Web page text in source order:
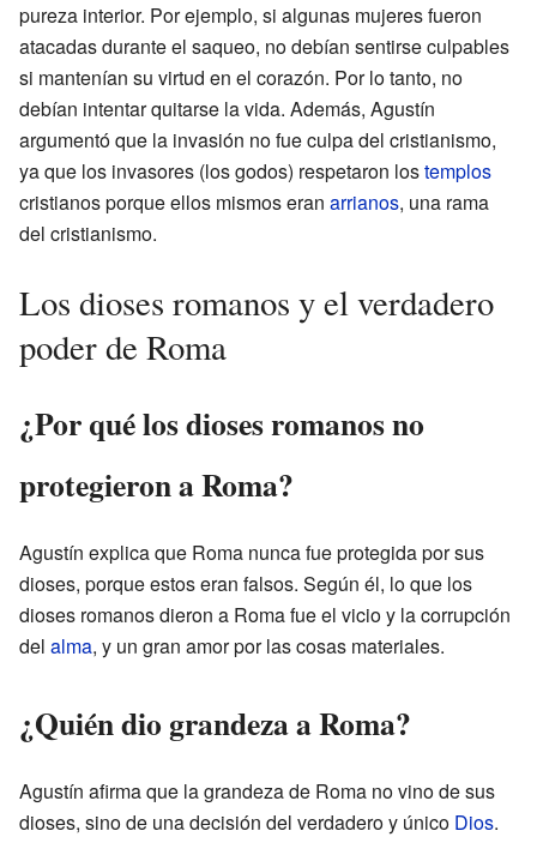
pureza interior. Por ejemplo, si algunas mujeres fueron
atacadas durante el saqueo, no debían sentirse culpables
si mantenían su virtud en el corazón. Por lo tanto, no
debían intentar quitarse la vida. Además, Agustín
argumentó que la invasión no fue culpa del cristianismo,
ya que los invasores (los godos) respetaron lostemplos
cristianos porque ellos mismos eran arrianos, una rama
del cristianismo.
Los dioses romanos y el verdadero
poder de Roma
¿Por qué los dioses romanos no
protegieron a Roma?
Agustín explica que Roma nunca fue protegida por sus
dioses, porque estos eran falsos. Según él, lo que los
dioses romanos dieron a Roma fue el vicio y la corrupción
del alma, y un gran amor por las cosas materiales.
¿Quién dio grandeza a Roma?
Agustín afirma que la grandeza de Roma no vino de sus
dioses, sino de una decisión del verdadero y único Dios.